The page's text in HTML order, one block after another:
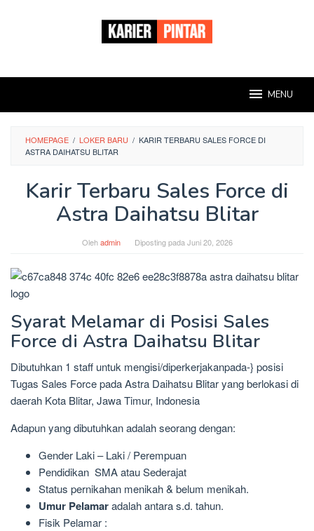
MENU
HOMEPAGE / LOKER BARU / KARIR TERBARU SALES FORCE DI
ASTRA DAIHATSU BLITAR
Karir Terbaru Sales Force di
Astra Daihatsu Blitar
Olehadmin Diposting pada Juni 20, 2026
Syarat Melamar di Posisi Sales
Force di Astra Daihatsu Blitar
Dibutuhkan 1 staff untuk mengisi/diperkerjakanpada-} posisi
Tugas Sales Force pada Astra Daihatsu Blitar yang berlokasi di
daerah Kota Blitar, Jawa Timur, Indonesia
Adapun yang dibutuhkan adalah seorang dengan:
Gender Laki – Laki / Perempuan
Pendidikan SMA atau Sederajat
Status pernikahan menikah & belum menikah.
Umur Pelamaradalah antara s.d. tahun.
Fisik Pelamar :